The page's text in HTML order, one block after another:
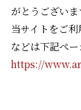
がとうございま
当サイトをご
などは下記ペー
https://